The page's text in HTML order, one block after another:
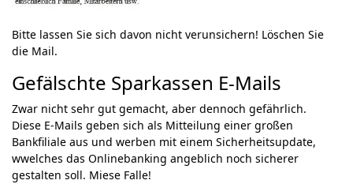
Bitte lassen Sie sich davon nicht verunsichern! Löschen Sie
die Mail.
Gefälschte Sparkassen E-Mails
Zwar nicht sehr gut gemacht, aber dennoch gefährlich.
Diese E-Mails geben sich als Mitteilung einer großen
Bankfiliale aus und werben mit einem Sicherheitsupdate,
wwelches das Onlinebanking angeblich noch sicherer
gestalten soll. Miese Falle!